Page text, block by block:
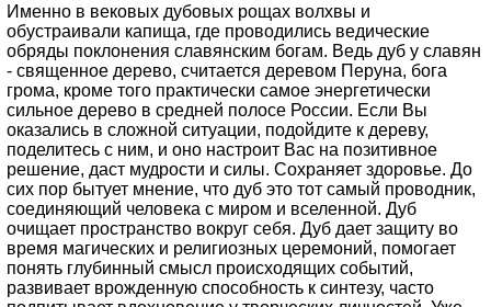
Именно в вековых дубовых рощах волхвы и
обустраивали капища, где проводились ведические
обряды поклонения славянским богам. Ведь дуб у славян
- священное дерево, считается деревом Перуна, бога
грома, кроме того практически самое энергетически
сильное дерево в средней полосе России. Если Вы
оказались в сложной ситуации, подойдите к дереву,
поделитесь с ним, и оно настроит Вас на позитивное
решение, даст мудрости и силы. Сохраняет здоровье. До
сих пор бытует мнение, что дуб это тот самый проводник,
соединяющий человека с миром и вселенной. Дуб
очищает пространство вокруг себя. Дуб дает защиту во
время магических и религиозных церемоний, помогает
понять глубинный смысл происходящих событий,
развивает врожденную способность к синтезу, часто